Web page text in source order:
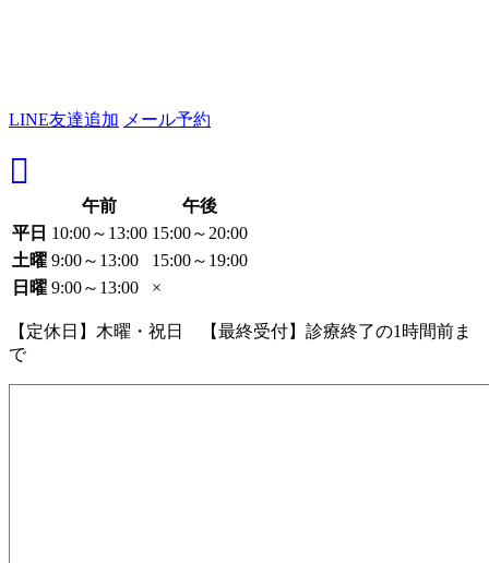
LINE友達追加 メール予約
午前
午後
平日 10:00～13:00 15:00～20:00
土曜 9:00～13:00
15:00～19:00
日曜 9:00～13:00 ×
【定休日】木曜・祝日 【最終受付】診療終了の1時間前ま
で